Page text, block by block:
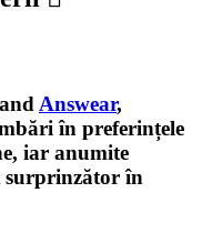
Answear,
în preferințele
iar anumite
surprinzător în